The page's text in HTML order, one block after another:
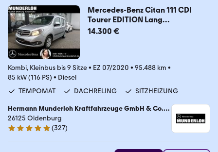
Mercedes-Benz Citan 111 CDI
Tourer EDITION Lang
NAVI+KAMERA
14.300 €
Kombi, Kleinbus bis 9 Sitze• EZ 07/2020 • 95.488 km •
85 kW (116 PS) • Diesel
TEMPOMAT
DACHRELING SITZHEIZUNG
Hermann Munderloh Kraftfahrzeuge GmbH & Co.
KG
26125 Oldenburg
4.9 Sterne
(327)